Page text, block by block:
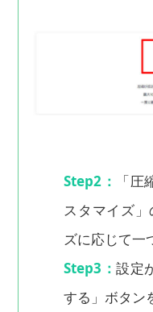
Step2：
「
スタマイズ
ズに応じて一
Step3：設定
する」ボタン